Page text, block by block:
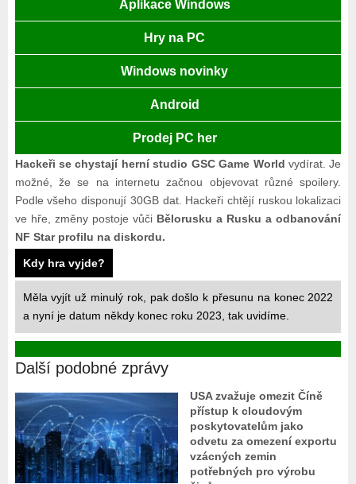
Aplikace Windows
Hry na PC
Windows novinky
Android
Prodej PC her
Hackeři se chystají herní studio GSC Game World vydírat. Je
možné, že se na internetu začnou objevovat různé spoilery.
Podle všeho disponují 30GB dat. Hackeři chtějí ruskou lokalizaci
ve hře, změny postoje vůči Bělorusku a Rusku a odbanování
NF Star profilu na diskordu.
Kdy hra vyjde?
Měla vyjít už minulý rok, pak došlo k přesunu na konec 2022
a nyní je datum někdy konec roku 2023, tak uvidíme.
Další podobné zprávy
USA zvažuje omezit Číně
přístup k cloudovým
poskytovatelům jako
odvetu za omezení exportu
vzácných zemin
potřebných pro výrobu